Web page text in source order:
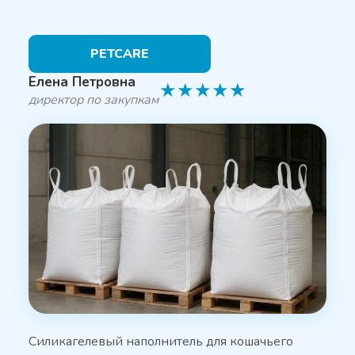
PETCARE
Елена Петровна
директор по закупкам★★★★★
Силикагелевый наполнитель для кошачьего